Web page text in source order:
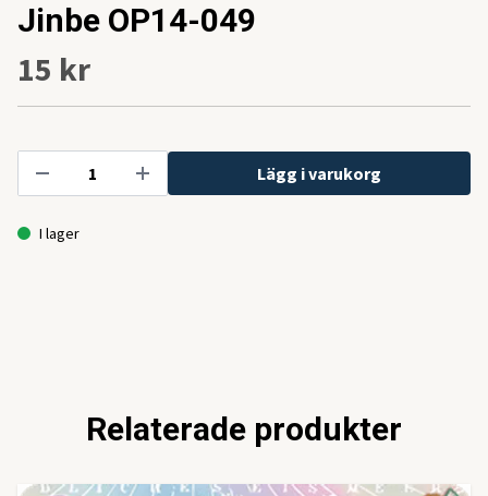
Jinbe OP14-049
15 kr
Lägg i varukorg
I lager
Relaterade produkter